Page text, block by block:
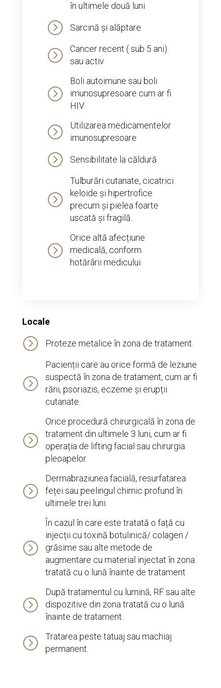
în ultimele două luni
= Sarcină și alăptare
=
Cancer recent ( sub 5 ani)
sau activ
=
Boli autoimune sau boli
imunosupresoare cum ar fi
HIV
=
Utilizarea medicamentelor
imunosupresoare
= Sensibilitate la căldură
=
Tulburări cutanate, cicatrici
keloide și hipertrofice
precum și pielea foarte
uscată și fragilă.
=
Orice altă afecțiune
medicală, conform
hotărârii medicului.
Locale
= Proteze metalice în zona de tratament.
=
Pacienții care au orice formă de leziune
suspectă în zona de tratament, cum ar fi
răni, psoriazis, eczeme și erupții
cutanate.
=
Orice procedură chirurgicală în zona de
tratament din ultimele 3 luni, cum ar fi
operația de lifting facial sau chirurgia
pleoapelor.
=
Dermabraziunea facială, resurfatarea
feței sau peelingul chimic profund în
ultimele trei luni.
=
În cazul în care este tratată o față cu
injecții cu toxină botulinică/ colagen /
grăsime sau alte metode de
augmentare cu material injectat în zona
tratată cu o lună înainte de tratament
=
După tratamentul cu lumină, RF sau alte
dispozitive din zona tratată cu o lună
înainte de tratament.
=
Tratarea peste tatuaj sau machiaj
permanent.